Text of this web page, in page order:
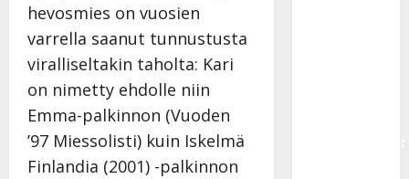
hevosmies on vuosien
varrella saanut tunnustusta
viralliseltakin taholta: Kari
on nimetty ehdolle niin
Emma-palkinnon (Vuoden
’97 Miessolisti) kuin Iskelmä
Finlandia (2001) -palkinnon